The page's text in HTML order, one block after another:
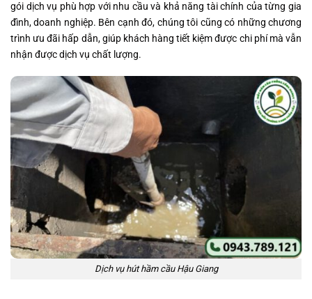
gói dịch vụ phù hợp với nhu cầu và khả năng tài chính của từng gia
đình, doanh nghiệp. Bên cạnh đó, chúng tôi cũng có những chương
trình ưu đãi hấp dẫn, giúp khách hàng tiết kiệm được chi phí mà vẫn
nhận được dịch vụ chất lượng.
Dịch vụ hút hầm cầu Hậu Giang